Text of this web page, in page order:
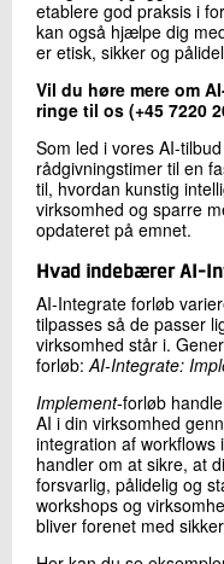
Skriv til mig
etablere god praksis i
kan også hjælpe dig
er etisk, sikker og
Vil du høre mere om
ringe til os (+45 7220
Som led i vores AI-
rådgivningstimer til en
til, hvordan kunstig
virksomhed og sparre
opdateret på emnet.
Hvad indebærer AI-
AI-Integrate forløb
tilpasses så de passer
virksomhed står i.
forløb:AI-Integrate:
Implement-forløb
AI i din virksomhed
integration af workflows
handler om at sikre, at
forsvarlig, pålidelig og
workshops og
bliver forenet med